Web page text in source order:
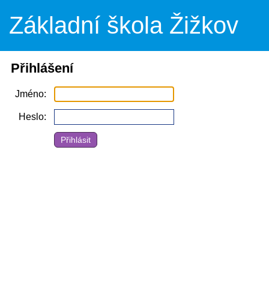
Základní škola Žižkov
Přihlášení
Jméno
Heslo